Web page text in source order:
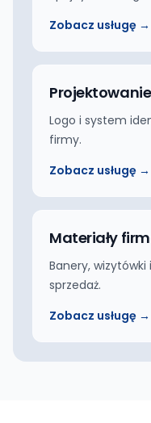
Zobacz usługę →
Logo i system
firmy.
Zobacz usługę →
Materiały
Banery,
sprzedaż.
Zobacz usługę →